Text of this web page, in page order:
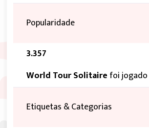
Popularidade
3.357
World Tour Solitaire foi jogado
Etiquetas & Categorias